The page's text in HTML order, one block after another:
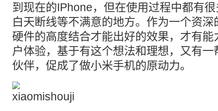
到现在的IPhone，但在使用过程中都有
白天断线等不满意的地方。作为一个资
硬件的高度结合才能出好的效果，才有
户体验，基于有这个想法和理想，又有
伙伴，促成了做小米手机的原动力。